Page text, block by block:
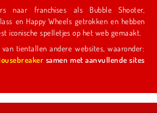
naar franchises als Bubble Shooter,
ze daarmee tot een van de meest iconische spelletjes op het web gemaakt.
tientallen andere websites, waaronder:
samen met aanvullende sites